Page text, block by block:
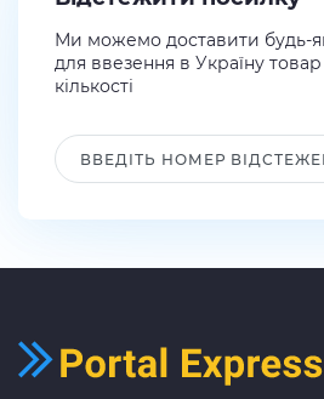
Ми можемо доставити будь-
для ввезення в Україну товар
кількості